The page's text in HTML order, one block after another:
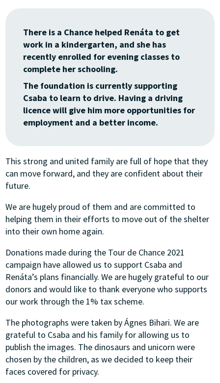
There is a Chance helped Renáta to get
work in a kindergarten, and she has
recently enrolled for evening classes to
complete her schooling.
The foundation is currently supporting
Csaba to learn to drive. Having a driving
licence will give him more opportunities for
employment and a better income.
This strong and united family are full of hope that they
can move forward, and they are confident about their
future.
We are hugely proud of them and are committed to
helping them in their efforts to move out of the shelter
into their own home again.
Donations made during the Tour de Chance 2021
campaign have allowed us to support Csaba and
Renáta’s plans financially. We are hugely grateful to our
donors and would like to thank everyone who supports
our work through the 1% tax scheme.
The photographs were taken by Ágnes Bihari. We are
grateful to Csaba and his family for allowing us to
publish the images. The dinosaurs and unicorn were
chosen by the children, as we decided to keep their
faces covered for privacy.